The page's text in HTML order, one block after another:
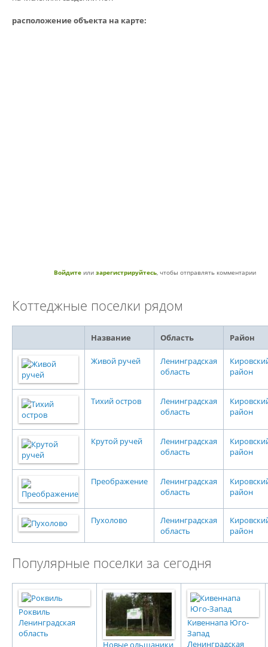
расположение объекта на карте:
Войдите или зарегистрируйтесь, чтобы отправлять комментарии
Коттеджные поселки рядом
Название Область Район
Живой ручей
Ленинградская
область
район
Тихий остров
Ленинградская
область
район
Крутой ручей
Ленинградская
область
район
Преображение
Ленинградская
область
район
Пухолово
Ленинградская
область
район
Популярные поселки за сегодня
Роквиль
Ленинградская
область
Кивеннапа Юго-
Запад
Ленинградская